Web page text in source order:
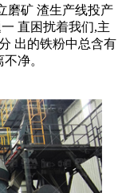
磨矿 渣生产线投产
直困扰着我们,主
出的铁粉中总含有
净。